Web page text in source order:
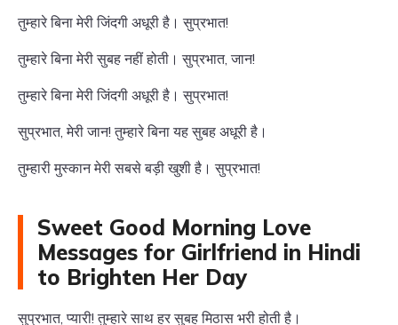
तुम्हारे बिना मेरी जिंदगी अधूरी है। सुप्रभात!
तुम्हारे बिना मेरी सुबह नहीं होती। सुप्रभात, जान!
तुम्हारे बिना मेरी जिंदगी अधूरी है। सुप्रभात!
सुप्रभात, मेरी जान! तुम्हारे बिना यह सुबह अधूरी है।
तुम्हारी मुस्कान मेरी सबसे बड़ी खुशी है। सुप्रभात!
Sweet Good Morning Love
Messages for Girlfriend in Hindi
to Brighten Her Day
सुप्रभात, प्यारी! तुम्हारे साथ हर सुबह मिठास भरी होती है।